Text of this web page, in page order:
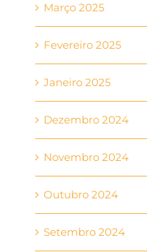
Março 2025
Fevereiro 2025
Janeiro 2025
Dezembro 2024
Novembro 2024
Outubro 2024
Setembro 2024